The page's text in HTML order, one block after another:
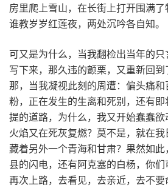
房里爬上雪山，在长街上打开围满了
谁教岁岁红莲夜，两处沉吟各自知。
可又是为什么，当我翻检出当年的
写下来，那久违的颤栗，又重新回
那，当我凝视此刻的周遭：偏头痛
粉，正在发生的生离和死别，还有
提的道路，为什么，我又开始蠢蠢
火焰又在死灰复燃？莫不是，就在
藏着另外一个青海和甘肃？果然如
县的闪电，还有阿克塞的白杨，你
再次上路，去看见，去亲近，去不